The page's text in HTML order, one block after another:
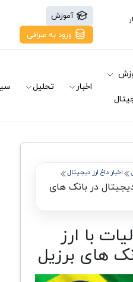
آموزش
ورود به صرافی
اخبار تحلیل
اخبار داغ ارز دیجیتال
در بانک های
با ارز
های برزیل